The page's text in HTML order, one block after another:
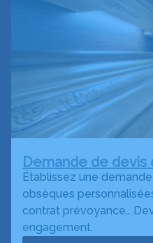
Demande de
Établissez une
obsèques
contrat prévoyance…
engagement.